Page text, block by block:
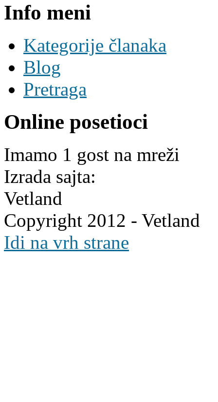
Info meni
Kategorije članaka
Blog
Pretraga
Online posetioci
Imamo 1 gost na mreži
Izrada sajta:
Vetland
Copyright 2012 - Vetland
Idi na vrh strane